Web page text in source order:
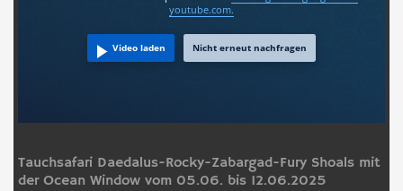
youtube.com.
Video laden Nicht erneut nachfragen
Tauchsafari Daedalus-Rocky-Zabargad-Fury Shoals mit
der Ocean Window vom 05.06. bis 12.06.2025